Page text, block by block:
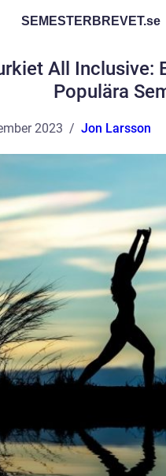
SEMESTERBREVET.se
All Inclusive:
Populära
2023 Jon Larsson